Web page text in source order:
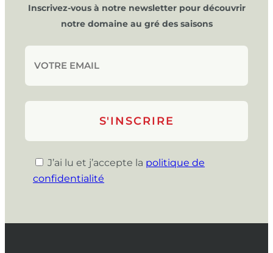
Inscrivez-vous à notre newsletter pour découvrir
notre domaine au gré des saisons
J’ai lu et j’accepte la politique de
confidentialité